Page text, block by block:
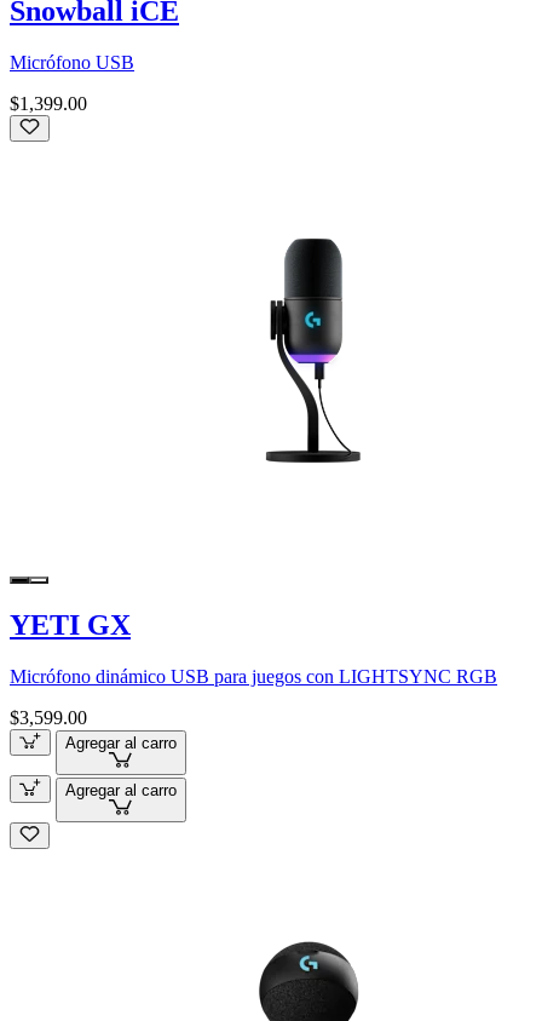
Snowball iCE
Micrófono USB
$1,399.00
YETI GX
Micrófono dinámico USB para juegos con LIGHTSYNC RGB
$3,599.00
Agregar al carro
Agregar al carro